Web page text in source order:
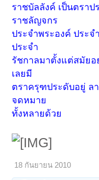
ราชบัลลังค์ เป็นตรา
ราชลัญจกร
ประจำพระองค์ ประ
ประจำ
รัชกาลมาตั้งแต่สมัยอ
เลยมี
ตราครุฑประดับอยู่ ล
จดหมาย
ทั้งหลายด้วย
18 กันยายน 2010